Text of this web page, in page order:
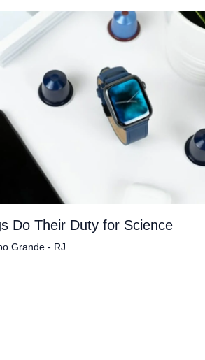
Do Their Duty for Science
Grande - RJ